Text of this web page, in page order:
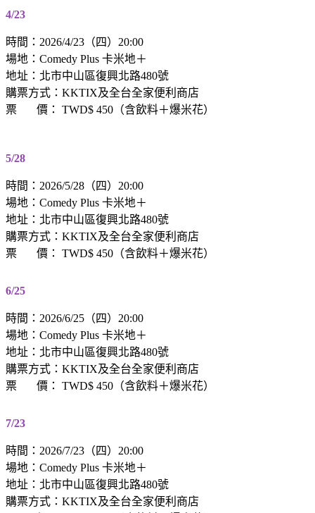
4/23
時間：2026/4/23（四）20:00
場地：Comedy Plus 卡米地＋
地址：北市中山區復興北路480號
購票方式：KKTIX及全台全家便利商店
票 價： TWD$ 450（含飲料＋爆米花）
5/28
時間：2026/5/28（四）20:00
場地：Comedy Plus 卡米地＋
地址：北市中山區復興北路480號
購票方式：KKTIX及全台全家便利商店
票 價： TWD$ 450（含飲料＋爆米花）
6/25
時間：2026/6/25（四）20:00
場地：Comedy Plus 卡米地＋
地址：北市中山區復興北路480號
購票方式：KKTIX及全台全家便利商店
票 價： TWD$ 450（含飲料＋爆米花）
7/23
時間：2026/7/23（四）20:00
場地：Comedy Plus 卡米地＋
地址：北市中山區復興北路480號
購票方式：KKTIX及全台全家便利商店